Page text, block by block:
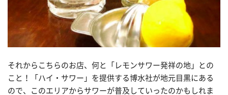
それからこちらのお店、何と「レモンサワー発祥の地」との
こと！「ハイ・サワー」を提供する博水社が地元目黒にある
ので、このエリアからサワーが普及していったのかもしれま